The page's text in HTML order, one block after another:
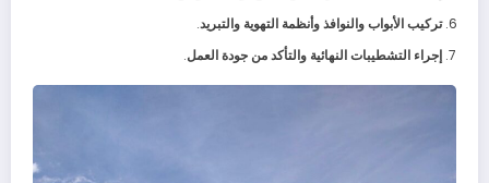
تركيب الأبواب والنوافذ وأنظمة التهوية والتبريد.
إجراء التشطيبات النهائية والتأكد من جودة العمل.